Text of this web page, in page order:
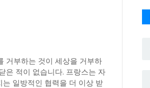
거부하는 것이 세상을 거부하
은 적이 없습니다. 프랑스는 자
일방적인 협력을 더 이상 받